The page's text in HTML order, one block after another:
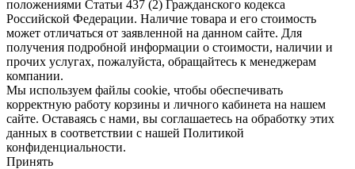
положениями Статьи 437 (2) Гражданского кодекса
Российской Федерации. Наличие товара и его стоимость
может отличаться от заявленной на данном сайте. Для
получения подробной информации о стоимости, наличии и
прочих услугах, пожалуйста, обращайтесь к менеджерам
компании.
Мы используем файлы cookie, чтобы обеспечивать
корректную работу корзины и личного кабинета на нашем
сайте. Оставаясь с нами, вы соглашаетесь на обработку этих
данных в соответствии с нашей Политикой
конфиденциальности.
Принять